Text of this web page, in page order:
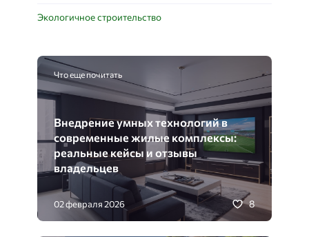
Экологичное строительство
Что еще почитать
Внедрение умных технологий в
современные жилые комплексы:
реальные кейсы и отзывы
владельцев
02 февраля 2026 8